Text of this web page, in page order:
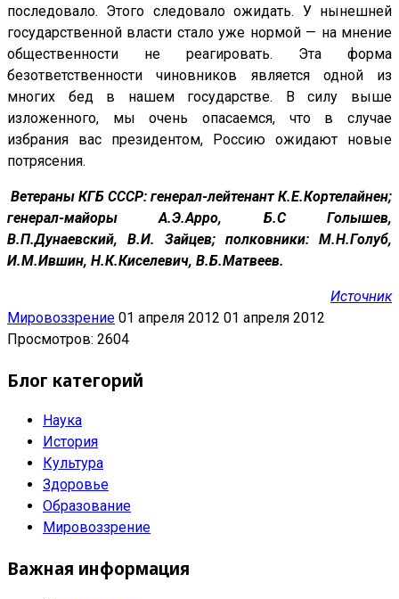
последовало. Этого следовало ожидать. У нынешней
государственной власти стало уже нормой — на мнение
общественности не реагировать. Эта форма
безответственности чиновников является одной из
многих бед в нашем государстве. В силу выше
изложенного, мы очень опасаемся, что в случае
избрания вас президентом, Россию ожидают новые
потрясения.
Ветераны КГБ СССР: генерал-лейтенант К.Е.Кортелайнен;
генерал-майоры А.Э.Арро, Б.С Голышев,
В.П.Дунаевский, В.И. Зайцев; полковники: М.Н.Голуб,
И.М.Ившин, Н.К.Киселевич, В.Б.Матвеев.
Источник
Мировоззрение 01 апреля 2012 01 апреля 2012
Просмотров: 2604
Блог категорий
Наука
История
Культура
Здоровье
Образование
Мировоззрение
Важная информация